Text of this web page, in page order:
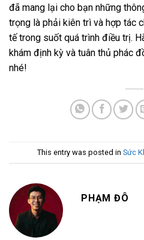
đã mang lại cho bạn những
trọng là phải kiên trì và hợp tác
tế trong suốt quá trình điều trị.
khám định kỳ và tuân thủ phác
nhé!
This entry was posted in Sức
PHẠM ĐÔ